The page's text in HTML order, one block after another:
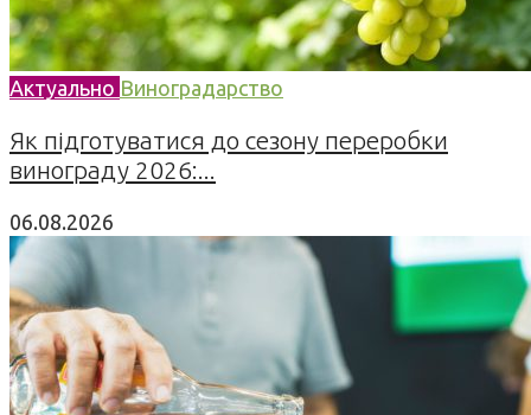
Актуально Виноградарство
Як підготуватися до сезону переробки
винограду 2026:...
06.08.2026